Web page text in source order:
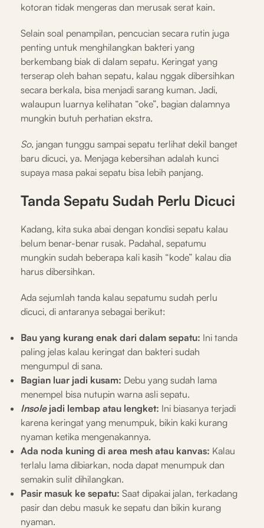
kotoran tidak mengeras dan merusak serat kain.
Selain soal penampilan, pencucian secara rutin juga
penting untuk menghilangkan bakteri yang
berkembang biak di dalam sepatu. Keringat yang
terserap oleh bahan sepatu, kalau nggak dibersihkan
secara berkala, bisa menjadi sarang kuman. Jadi,
walaupun luarnya kelihatan “oke”, bagian dalamnya
mungkin butuh perhatian ekstra.
So, jangan tunggu sampai sepatu terlihat dekil banget
baru dicuci, ya. Menjaga kebersihan adalah kunci
supaya masa pakai sepatu bisa lebih panjang.
Tanda Sepatu Sudah Perlu Dicuci
Kadang, kita suka abai dengan kondisi sepatu kalau
belum benar-benar rusak. Padahal, sepatumu
mungkin sudah beberapa kali kasih “kode” kalau dia
harus dibersihkan.
Ada sejumlah tanda kalau sepatumu sudah perlu
dicuci, di antaranya sebagai berikut:
Bau yang kurang enak dari dalam sepatu: Ini tanda
paling jelas kalau keringat dan bakteri sudah
mengumpul di sana.
Bagian luar jadi kusam: Debu yang sudah lama
menempel bisa nutupin warna asli sepatu.
Insole jadi lembap atau lengket: Ini biasanya terjadi
karena keringat yang menumpuk, bikin kaki kurang
nyaman ketika mengenakannya.
Ada noda kuning di area mesh atau kanvas: Kalau
terlalu lama dibiarkan, noda dapat menumpuk dan
semakin sulit dihilangkan.
Pasir masuk ke sepatu: Saat dipakai jalan, terkadang
pasir dan debu masuk ke sepatu dan bikin kurang
nyaman.